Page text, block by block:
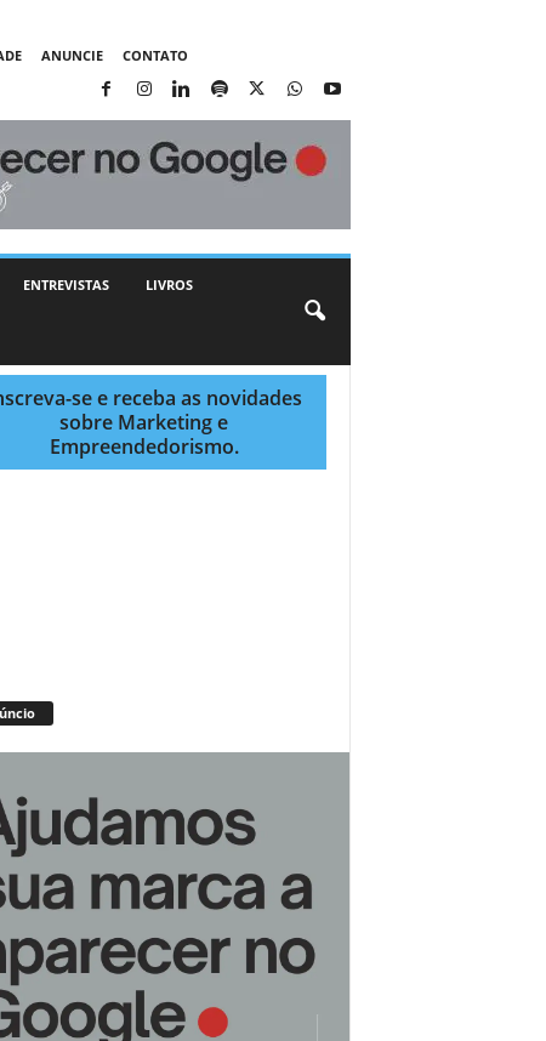
ANUNCIE CONTATO
ENTREVISTAS LIVROS
se e receba as novidades
sobre Marketing e
Empreendedorismo.